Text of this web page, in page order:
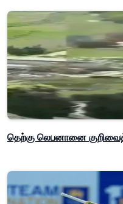
தெற்கு லெபனானை